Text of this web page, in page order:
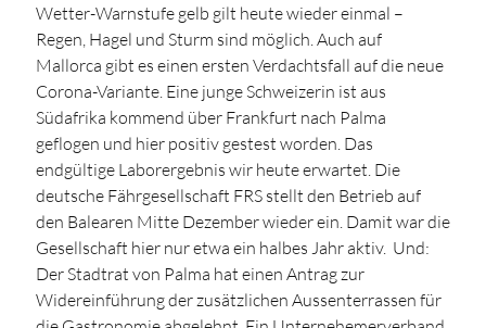
Wetter-Warnstufe gelb gilt heute wieder einmal –
Regen, Hagel und Sturm sind möglich. Auch auf
Mallorca gibt es einen ersten Verdachtsfall auf die neue
Corona-Variante. Eine junge Schweizerin ist aus
Südafrika kommend über Frankfurt nach Palma
geflogen und hier positiv gestest worden. Das
endgültige Laborergebnis wir heute erwartet. Die
deutsche Fährgesellschaft FRS stellt den Betrieb auf
den Balearen Mitte Dezember wieder ein. Damit war die
Gesellschaft hier nur etwa ein halbes Jahr aktiv. Und:
Der Stadtrat von Palma hat einen Antrag zur
Widereinführung der zusätzlichen Aussenterrassen für